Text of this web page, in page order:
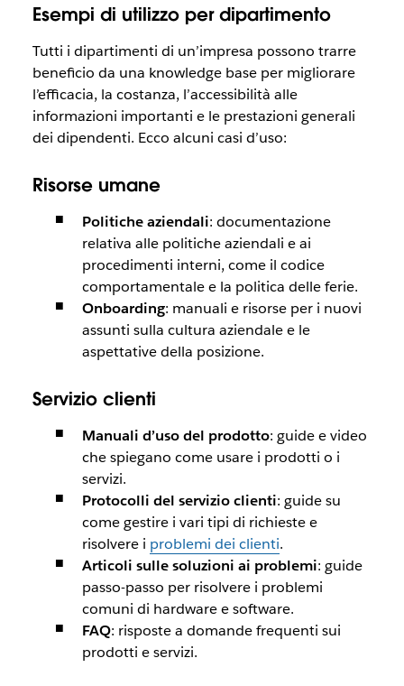
Esempi di utilizzo per dipartimento
Tutti i dipartimenti di un’impresa possono trarre
beneficio da una knowledge base per migliorare
l’efficacia, la costanza, l’accessibilità alle
informazioni importanti e le prestazioni generali
dei dipendenti. Ecco alcuni casi d’uso:
Risorse umane
Politiche aziendali: documentazione
relativa alle politiche aziendali e ai
procedimenti interni, come il codice
comportamentale e la politica delle ferie.
Onboarding: manuali e risorse per i nuovi
assunti sulla cultura aziendale e le
aspettative della posizione.
Servizio clienti
Manuali d’uso del prodotto: guide e video
che spiegano come usare i prodotti o i
servizi.
Protocolli del servizio clienti: guide su
come gestire i vari tipi di richieste e
risolvere i problemi dei clienti.
Articoli sulle soluzioni ai problemi: guide
passo-passo per risolvere i problemi
comuni di hardware e software.
FAQ: risposte a domande frequenti sui
prodotti e servizi.